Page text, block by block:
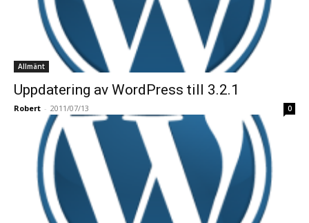
Allmänt
Uppdatering av WordPress till 3.2.1
Robert - 2011/07/13 0